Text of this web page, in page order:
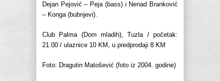
Dejan Pejović – Peja (bass) i Nenad Branković
– Konga (bubnjevi).
Club Palma (Dom mladih), Tuzla / početak:
21.00 / ulaznice 10 KM, u predprodaji 8 KM
Foto: Dragutin Matošević (foto iz 2004. godine)